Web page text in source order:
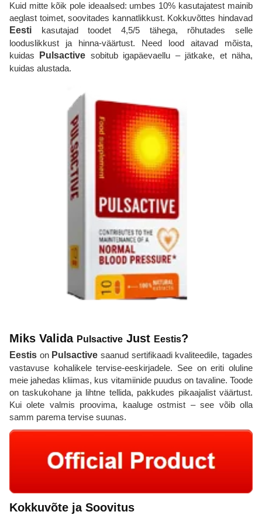
Kuid mitte kõik pole ideaalsed: umbes 10% kasutajatest mainib
aeglast toimet, soovitades kannatlikkust. Kokkuvõttes hindavad
Eesti kasutajad toodet 4,5/5 tähega, rõhutades selle
looduslikkust ja hinna-väärtust. Need lood aitavad mõista,
kuidas
Pulsactive sobitub igapäevaellu – jätkake, et näha,
kuidas alustada.
Miks Valida Pulsactive Just Eestis?
Eestis on Pulsactive saanud sertifikaadi kvaliteedile, tagades
vastavuse kohalikele tervise-eeskirjadele. See on eriti oluline
meie jahedas kliimas, kus vitamiinide puudus on tavaline. Toode
on taskukohane ja lihtne tellida, pakkudes pikaajalist väärtust.
Kui olete valmis proovima, kaaluge ostmist – see võib olla
samm parema tervise suunas.
Kokkuvõte ja Soovitus